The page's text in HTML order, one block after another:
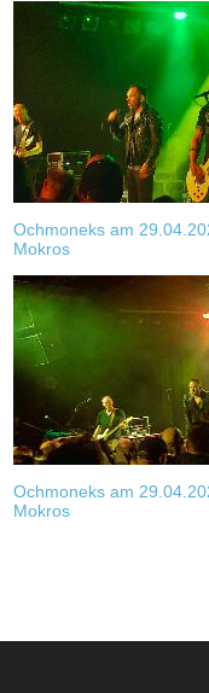
Ochmoneks am
Mokros
Ochmoneks am
Mokros